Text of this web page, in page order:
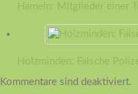
Hameln: Mitglieder einer
Holzminden: Falsche
Kommentare sind deaktiviert.